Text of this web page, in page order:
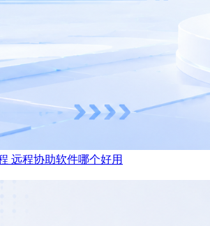
远程协助软件哪个好用